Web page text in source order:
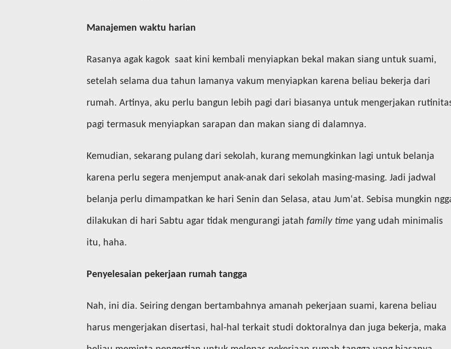
Manajemen waktu harian
Rasanya agak kagok saat kini kembali menyiapkan bekal makan siang untuk suami,
setelah selama dua tahun lamanya vakum menyiapkan karena beliau bekerja dari
rumah. Artinya, aku perlu bangun lebih pagi dari biasanya untuk mengerjakan
pagi termasuk menyiapkan sarapan dan makan siang di dalamnya.
Kemudian, sekarang pulang dari sekolah, kurang memungkinkan lagi untuk belanja
karena perlu segera menjemput anak-anak dari sekolah masing-masing. Jadi jadwal
belanja perlu dimampatkan ke hari Senin dan Selasa, atau Jum‘at. Sebisa mungkin
dilakukan di hari Sabtu agar tidak mengurangi jatah family time yang udah minimalis
itu, haha.
Penyelesaian pekerjaan rumah tangga
Nah, ini dia. Seiring dengan bertambahnya amanah pekerjaan suami, karena beliau
harus mengerjakan disertasi, hal-hal terkait studi doktoralnya dan juga bekerja, maka